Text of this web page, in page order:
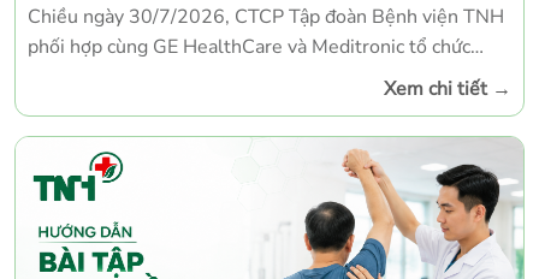
Chiều ngày 30/7/2026, CTCP Tập đoàn Bệnh viện TNH
phối hợp cùng GE HealthCare và Meditronic tổ chức
thành công Hội thảo cập nhật kiến thức với chủ đề “Cộng
Tối ưu chẩn đoán – Nâng cao hiệu quả điều trị”. Chương
trình thu hút đông đảo chuyên gia, bác sĩ và kỹ thuật
viên tham dự nhằm cùng cập nhật những tiến bộ mới
nhất trong lĩnh vực chẩn đoán hình ảnh.
Xem chi tiết→